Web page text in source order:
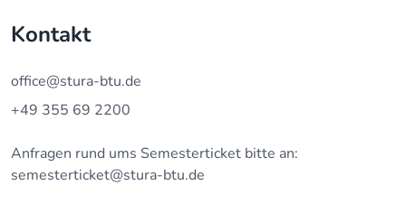
Kontakt
office@stura-btu.de
+49 355 69 2200
Anfragen rund ums Semesterticket bitte an:
semesterticket@stura-btu.de